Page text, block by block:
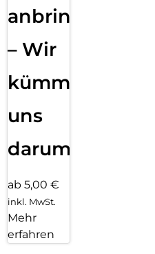
anbringen
– Wir
kümmern
uns
darum!
ab 5,00 €
inkl. MwSt.
Mehr
erfahren